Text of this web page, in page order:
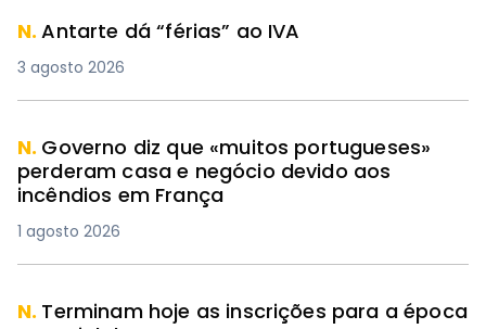
N.Antarte dá “férias” ao IVA
3 agosto 2026
N. Governo diz que «muitos portugueses»
perderam casa e negócio devido aos
incêndios em França
1 agosto 2026
N. Terminam hoje as inscrições para a época